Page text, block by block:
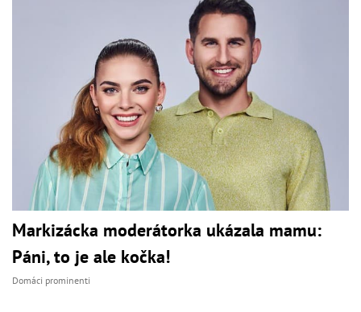
Markizácka moderátorka ukázala mamu:
Páni, to je ale kočka!
Domáci prominenti